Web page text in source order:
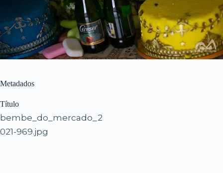
Metadados
Título
bembe_do_mercado_2
021-969.jpg